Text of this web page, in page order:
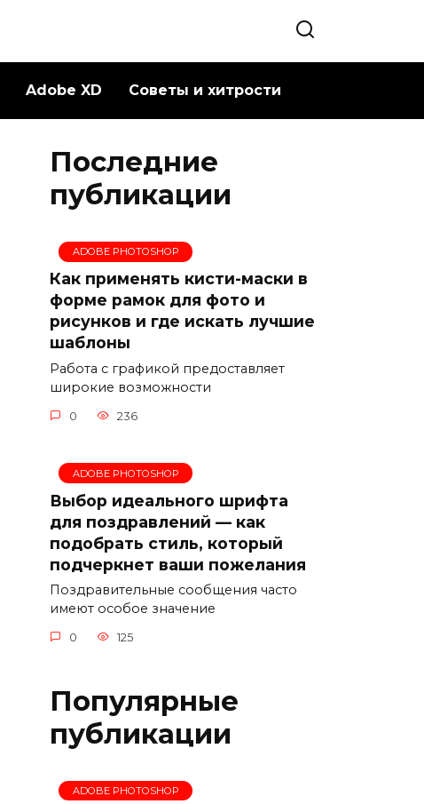
Adobe XD Советы и хитрости
Последние
публикации
ADOBE PHOTOSHOP
Как применять кисти-маски в
форме рамок для фото и
рисунков и где искать лучшие
шаблоны
Работа с графикой предоставляет
широкие возможности
0 236
ADOBE PHOTOSHOP
Выбор идеального шрифта
для поздравлений — как
подобрать стиль, который
подчеркнет ваши пожелания
Поздравительные сообщения часто
имеют особое значение
0 125
Популярные
публикации
ADOBE PHOTOSHOP